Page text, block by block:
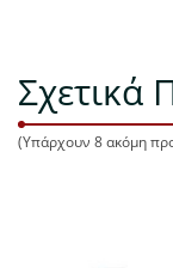
Σχετικά
(Υπάρχουν 8 ακόμη